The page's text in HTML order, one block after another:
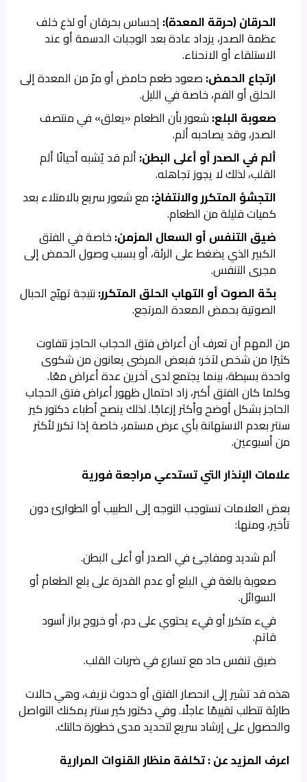
الحرقان (حرقة المعدة): إحساس بحرقان أو لذع خلف
عظمة الصدر، يزداد عادة بعد الوجبات الدسمة أو عند
الاستلقاء أو الانحناء.
ارتجاع الحمض: صعود طعم حامض أو مرّ من المعدة إلى
الحلق أو الفم، خاصة في الليل.
صعوبة البلع: شعور بأن الطعام «يعلق» في منتصف
الصدر، وقد يصاحبه ألم.
ألم في الصدر أو أعلى البطن: ألم قد يُشبه أحيانًا ألم
القلب، لذلك لا يجوز تجاهله.
التجشؤ المتكرر والانتفاخ: مع شعور سريع بالامتلاء بعد
كميات قليلة من الطعام.
ضيق التنفس أو السعال المزمن: خاصة في الفتق
الكبير الذي يضغط على الرئة، أو بسبب وصول الحمض إلى
مجرى التنفس.
بحّة الصوت أو التهاب الحلق المتكرر: نتيجة تهيّج الحبال
الصوتية بحمض المعدة المرتجع.
من المهم أن تعرف أن أعراض فتق الحجاب الحاجز تتفاوت
كثيرًا من شخص لآخر؛ فبعض المرضى يعانون من شكوى
واحدة بسيطة، بينما يجتمع لدى آخرين عدة أعراض معًا.
وكلما كان الفتق أكبر، زاد احتمال ظهور أعراض فتق الحجاب
الحاجز بشكل أوضح وأكثر إزعاجًا. لذلك ينصح أطباء دكتور كير
سنتر بعدم الاستهانة بأي عرض مستمر، خاصة إذا تكرر لأكثر
من أسبوعين.
علامات الإنذار التي تستدعي مراجعة فورية
بعض العلامات تستوجب التوجه إلى الطبيب أو الطوارئ دون
تأخير، ومنها:
ألم شديد ومفاجئ في الصدر أو أعلى البطن.
صعوبة بالغة في البلع أو عدم القدرة على بلع الطعام أو
السوائل.
قيء متكرر أو قيء يحتوي على دم، أو خروج براز أسود
قاتم.
ضيق تنفس حاد مع تسارع في ضربات القلب.
هذه قد تشير إلى انحصار الفتق أو حدوث نزيف، وهي حالات
طارئة تتطلب تقييمًا عاجلًا. وفي دكتور كير سنتر يمكنك التواصل
والحصول على إرشاد سريع لتحديد مدى خطورة حالتك.
اعرف المزيد عن :تكلفة منظار القنوات المرارية